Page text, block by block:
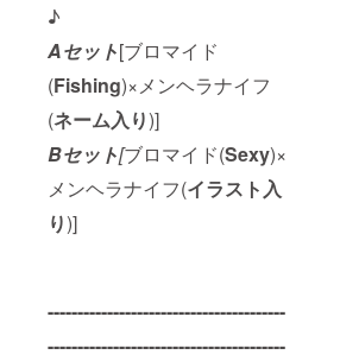
♪
Aセット[ブロマイド
(Fishing)×メンヘラナイフ
(ネーム入り)]
Bセット[ブロマイド(Sexy)×
メンヘラナイフ(イラスト入
り)]
----------------------------------------
----------------------------------------